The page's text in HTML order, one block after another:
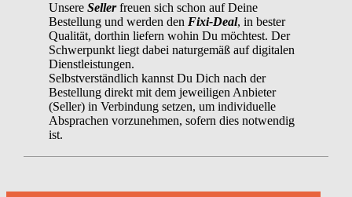
Unsere Sellerfreuen sich schon auf Deine
Bestellung und werden den Fixi-Deal, in bester
Qualität, dorthin liefern wohin Du möchtest. Der
Schwerpunkt liegt dabei naturgemäß auf digitalen
Dienstleistungen.
Selbstverständlich kannst Du Dich nach der
Bestellung direkt mit dem jeweiligen Anbieter
(Seller) in Verbindung setzen, um individuelle
Absprachen vorzunehmen, sofern dies notwendig
ist.